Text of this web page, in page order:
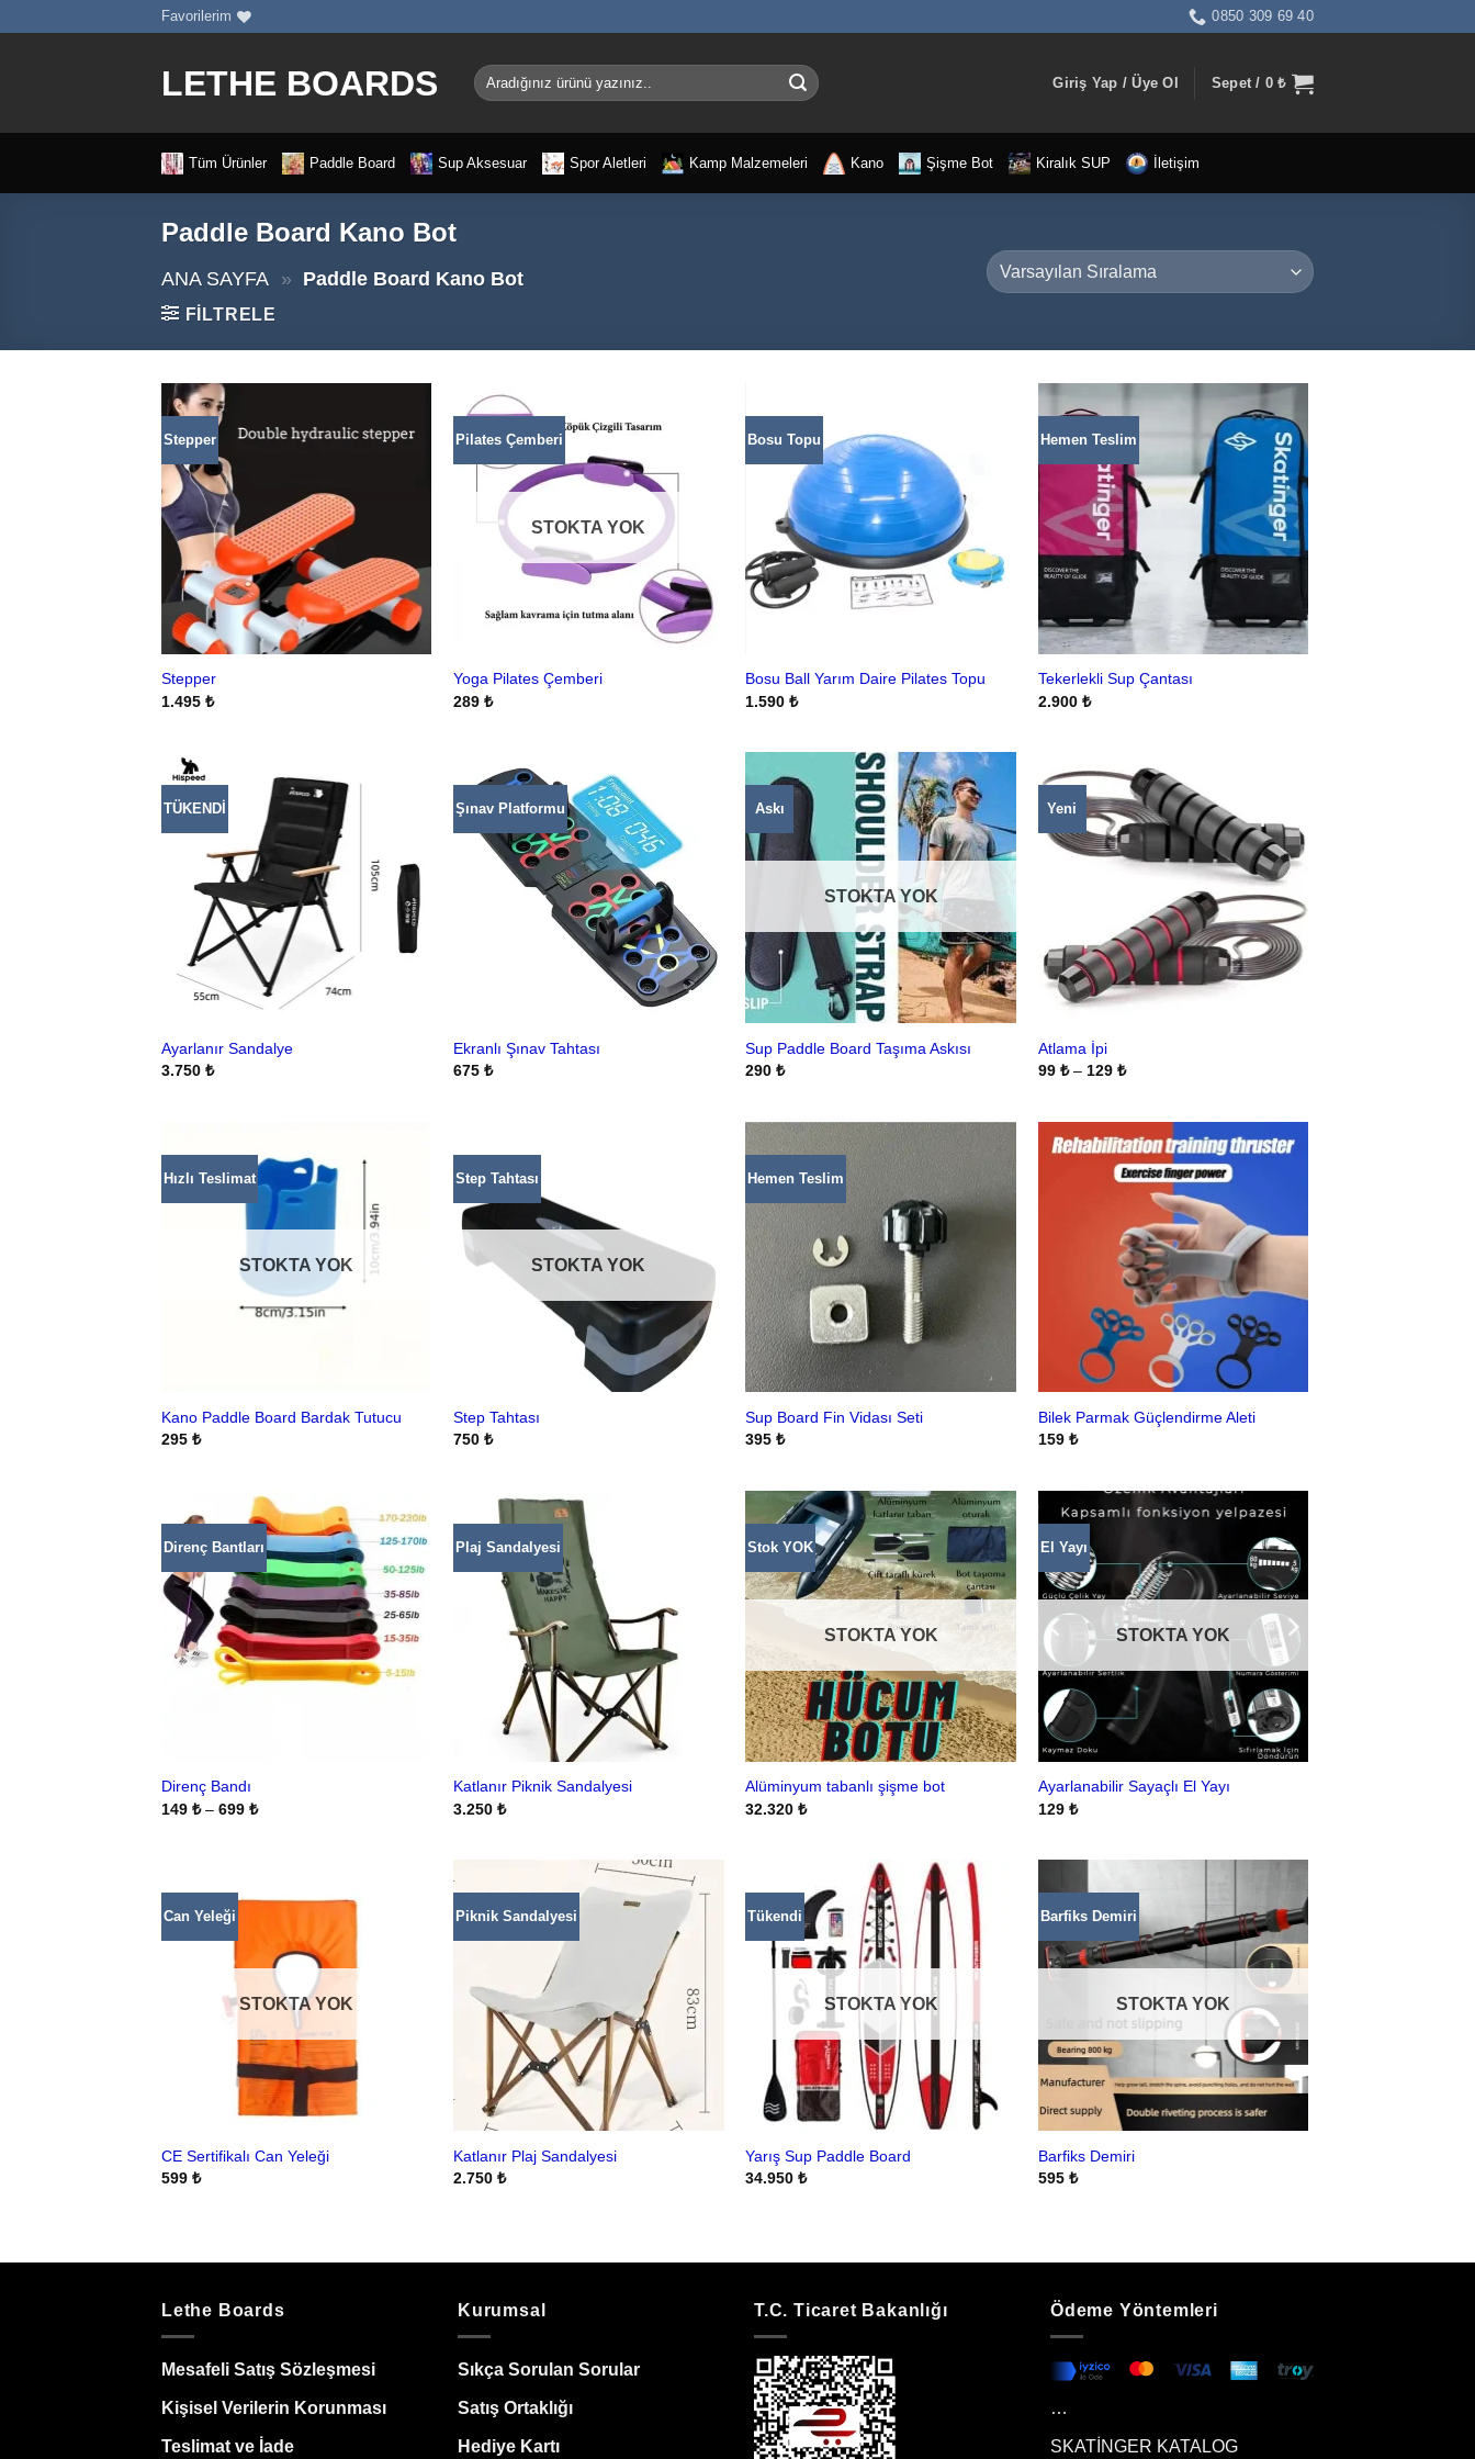
Favorilerim 0850 309 69 40
LETHE BOARDS Ara:
Giriş Yap / Üye Ol Sepet / 0₺
Tüm Ürünler Paddle Board Sup Aksesuar Spor Aletleri Kamp Malzemeleri Kano Şişme Bot Kiralık SUP İletişim
Paddle Board Kano Bot
ANA SAYFA » Paddle Board Kano Bot
FILTRELE
Stepper
Stepper
1.495 ₺
Pilates Çemberi
STOKTA YOK
Yoga Pilates Çemberi
289₺
Bosu Topu
Bosu Ball Yarım Daire Pilates Topu
1.590₺
Hemen Teslim
Tekerlekli Sup Çantası
2.900 ₺
TÜKENDİ
Ayarlanır Sandalye
3.750 ₺
Şınav Platformu
Ekranlı Şınav Tahtası
675₺
Askı
STOKTA YOK
Sup Paddle Board Taşıma Askısı
290₺
Yeni
Atlama İpi
99 ₺ – 129 ₺Fiyat
Hızlı Teslimat
STOKTA YOK
Kano Paddle Board Bardak Tutucu
295 ₺
Step Tahtası
STOKTA YOK
Step Tahtası
750₺
Hemen Teslim
Sup Board Fin Vidası Seti
395₺
Bilek Parmak Güçlendirme Aleti
159 ₺
Direnç Bantları
Direnç Bandı
149 ₺ – 699 ₺Fiyat
Plaj Sandalyesi
Katlanır Piknik Sandalyesi
3.250₺
Stok YOK
STOKTA YOK
Alüminyum tabanlı şişme bot
32.320₺
El Yayı
STOKTA YOK
Ayarlanabilir Sayaçlı El Yayı
129 ₺
Can Yeleği
STOKTA YOK
CE Sertifikalı Can Yeleği
599 ₺
Piknik Sandalyesi
Katlanır Plaj Sandalyesi
2.750₺
Tükendi
STOKTA YOK
Yarış Sup Paddle Board
34.950₺
Barfiks Demiri
STOKTA YOK
Barfiks Demiri
595 ₺
Lethe Boards
Mesafeli Satış Sözleşmesi
Kişisel Verilerin Korunması
Teslimat ve İade
Kurumsal
Sıkça Sorulan Sorular
Satış Ortaklığı
Hediye Kartı
T.C. Ticaret Bakanlığı Ödeme Yöntemleri
…
SKATİNGER KATALOG